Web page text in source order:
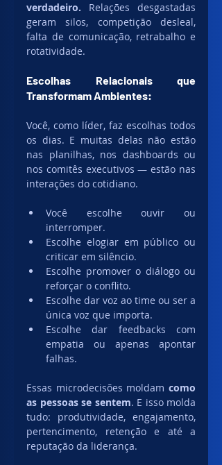
verdadeiro. Relações desgastadas
geram silos, competição desleal,
falta de comunicação, retrabalho e
rotatividade.
Escolhas Relacionais que
Transformam Ambientes:
Você, como líder, faz escolhas todos
os dias. E muitas delas não estão
nas planilhas, nos dashboards ou
nos comitês executivos — estão nas
interações do cotidiano.
Você escolhe ouvir ou
interromper.
Escolhe elogiar em público ou
criticar em silêncio.
Escolhe promover o diálogo ou
reforçar o conflito.
Escolhe dar voz ao time ou ser a
única voz que importa.
Escolhe dar feedbacks com
empatia ou apenas apontar
falhas.
Essas microdecisões moldam como
as pessoas se sentem. E isso molda
tudo: produtividade, engajamento,
pertencimento, retenção e até a
reputação da liderança.